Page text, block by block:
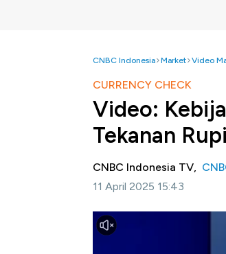
CNBC Indonesia Market Video
CURRENCY CHECK
Video:
Tekanan
CNBC Indonesia TV,
11 April 2025 15:43
Jakarta, CNBC Indonesia-
perang dagang Global.